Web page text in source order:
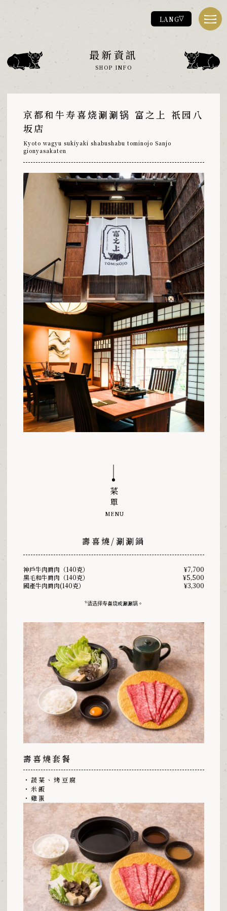
LANG
關於富之上
ABOUT
菜單
店舖資訊
聯絡方式
CONTACT
最新資訊
NEWS
最新資訊
SHOP INFO
京都和牛寿喜烧涮涮锅 富之上 祇园八
坂店
Kyoto wagyu sukiyaki shabushabu tominojo Sanjo
gionyasakaten
菜單
MENU
壽喜燒/涮涮鍋
神戶牛肉肩肉（140克）
¥7,700
黑毛和牛肩肉（140克）
¥5,500
國產牛肉肩肉(140克）
¥3,300
*请选择寿喜烧或涮涮锅。
壽喜燒套餐
・蔬菜、烤豆腐
・米飯
・雞蛋